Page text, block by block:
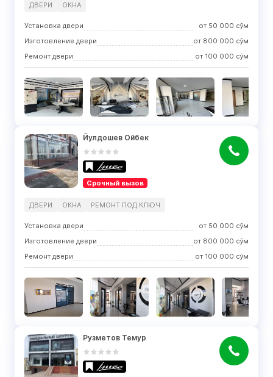
ДВЕРИ ОКНА
Установка двери от 50 000 сўм
Изготовление двери
от 800 000 сўм
Ремонт двери
от 100 000 сўм
Йулдошев Ойбек
Срочный вызов
ДВЕРИ ОКНА РЕМОНТ ПОД КЛЮЧ
Установка двери от 50 000 сўм
Изготовление двери
от 800 000 сўм
Ремонт двери
от 100 000 сўм
Рузметов Темур